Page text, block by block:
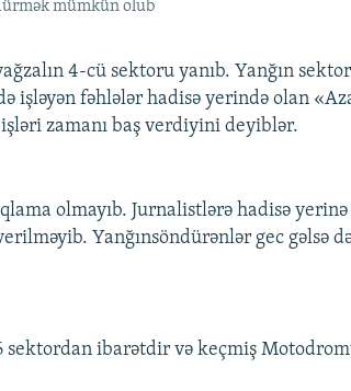
mümkün olub
4-cü sektoru yanıb. Yanğın
işləyən fəhlələr hadisə yerində olan
işləri zamanı baş verdiyini deyiblər.
olmayıb. Jurnalistlərə hadisə
Yanğınsöndürənlər gec gəlsə
sektordan ibarətdir və keçmiş